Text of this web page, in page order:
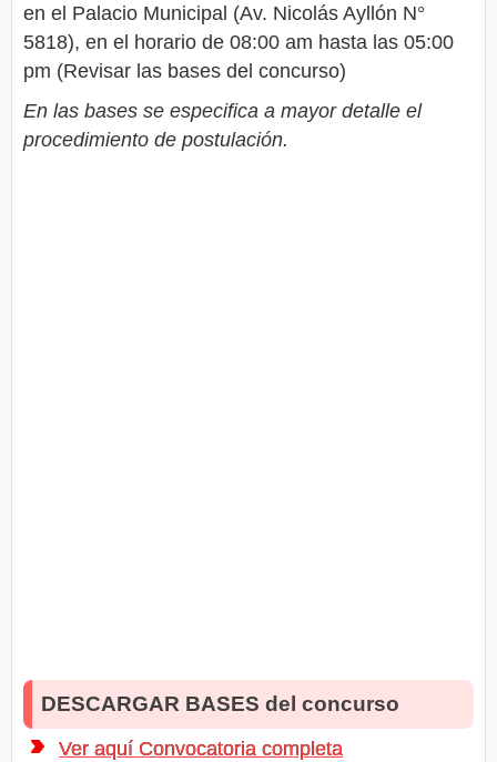
en el Palacio Municipal (Av. Nicolás Ayllón N°
5818), en el horario de 08:00 am hasta las 05:00
pm (Revisar las bases del concurso)
En las bases se especifica a mayor detalle el
procedimiento de postulación.
DESCARGAR BASES del concurso
Ver aquí Convocatoria completa